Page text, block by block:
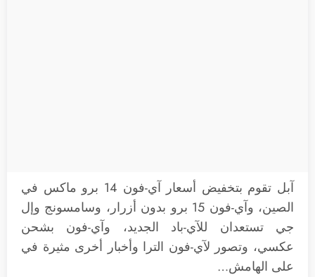
آبل تقوم بتخفيض أسعار آي-فون 14 برو ماكس في
الصين، وآي-فون 15 برو بدون أزرار، وسامسونج وإل
جي تستعدان للآي-باد الجديد، وآي-فون بشحن
عكسي، وتصور لآي-فون الترا وأخبار أخرى مثيرة في
على الهامش…